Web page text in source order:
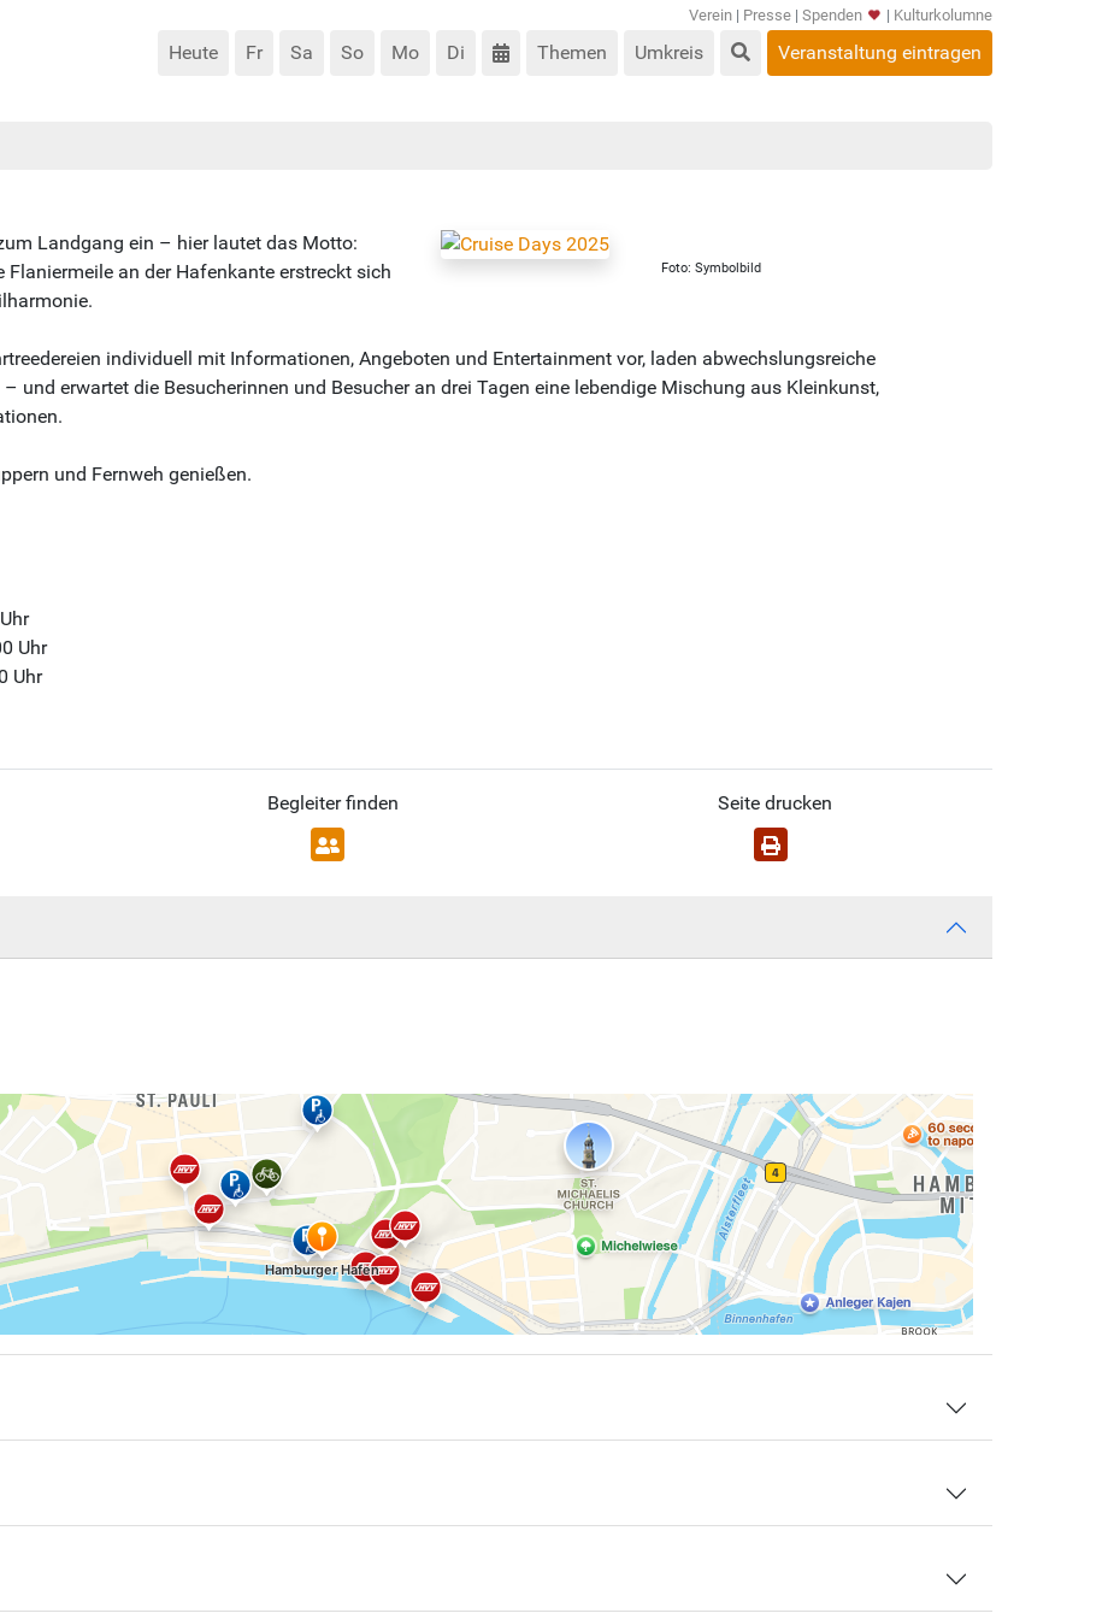
Verein | Presse | Spenden | Kulturkolumne
Heute Fr Sa So Mo Di Themen Umkreis Veranstaltung eintragen
Foto: Symbolbild
Landgang ein – hier lautet das Motto:
Flaniermeile an der Hafenkante erstreckt sich
individuell mit Informationen, Angeboten und Entertainment vor, laden abwechslungsreiche
und erwartet die Besucherinnen und Besucher an drei Tagen eine lebendige Mischung aus Kleinkunst,
und Fernweh genießen.
Uhr
Uhr
Begleiter finden Seite drucken